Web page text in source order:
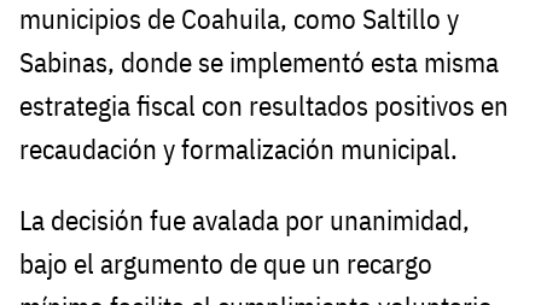
municipios de Coahuila, como Saltillo y
Sabinas, donde se implementó esta misma
estrategia fiscal con resultados positivos en
recaudación y formalización municipal.
La decisión fue avalada por unanimidad,
bajo el argumento de que un recargo